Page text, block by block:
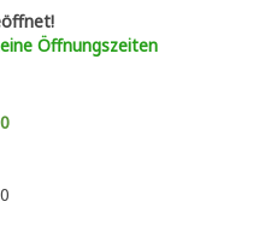
Öffnungszeiten